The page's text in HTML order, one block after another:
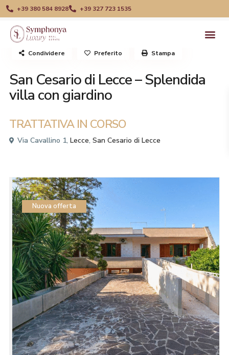
+39 380 584 8928 +39 327 723 1535
Trattativa in corso
San Cesario di Lecce – Splendida
villa con giardino
TRATTATIVA IN CORSO
Via Cavallino 1,Lecce,San Cesario di Lecce
Condividere Preferito Stampa
Nuova offerta